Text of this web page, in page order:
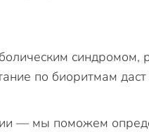
синдромом,
по биоритмам
— мы поможем